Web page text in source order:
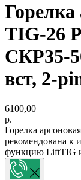
TIG-26
СКР35-
вст, 2-
6100,00
р.
Горелка
рекомендована к
функцию LiftTIG